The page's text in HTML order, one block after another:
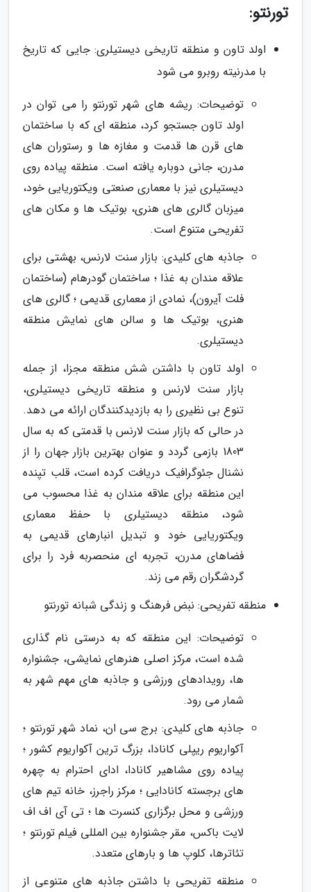
تورنتو:
اولد تاون و منطقه تاریخی دیستیلری: جایی که تاریخ
با مدرنیته روبرو می شود
توضیحات: ریشه های شهر تورنتو را می توان در
اولد تاون جستجو کرد، منطقه ای که با ساختمان
های قرن ها قدمت و مغازه ها و رستوران های
مدرن، جانی دوباره یافته است. منطقه پیاده روی
دیستیلری نیز با معماری صنعتی ویکتوریایی خود،
میزبان گالری های هنری، بوتیک ها و مکان های
تفریحی متنوع است.
جاذبه های کلیدی: بازار سنت لارنس، بهشتی برای
علاقه مندان به غذا ؛ ساختمان گودرهام (ساختمان
فلت آیرون)، نمادی از معماری قدیمی ؛ گالری های
هنری، بوتیک ها و سالن های نمایش منطقه
دیستیلری.
اولد تاون با داشتن شش منطقه مجزا، از جمله
بازار سنت لارنس و منطقه تاریخی دیستیلری،
تنوع بی نظیری را به بازدیدکنندگان ارائه می دهد.
در حالی که بازار سنت لارنس با قدمتی که به سال
1803 بازمی گردد و عنوان بهترین بازار جهان را از
نشنال جئوگرافیک دریافت کرده است، قلب تپنده
این منطقه برای علاقه مندان به غذا محسوب می
شود، منطقه دیستیلری با حفظ معماری
ویکتوریایی خود و تبدیل انبارهای قدیمی به
فضاهای مدرن، تجربه ای منحصربه فرد را برای
گردشگران رقم می زند.
منطقه تفریحی: نبض فرهنگ و زندگی شبانه تورنتو
توضیحات: این منطقه که به درستی نام گذاری
شده است، مرکز اصلی هنرهای نمایشی، جشنواره
ها، رویدادهای ورزشی و جاذبه های مهم شهر به
شمار می رود.
جاذبه های کلیدی: برج سی ان، نماد شهر تورنتو ؛
آکواریوم ریپلی کانادا، بزرگ ترین آکواریوم کشور ؛
پیاده روی مشاهیر کانادا، ادای احترام به چهره
های برجسته کانادایی ؛ مرکز راجرز، خانه تیم های
ورزشی و محل برگزاری کنسرت ها ؛ تی آی اف اف
لایت باکس، مقر جشنواره بین المللی فیلم تورنتو ؛
تئاترها، کلوپ ها و بارهای متعدد.
منطقه تفریحی با داشتن جاذبه های متنوعی از